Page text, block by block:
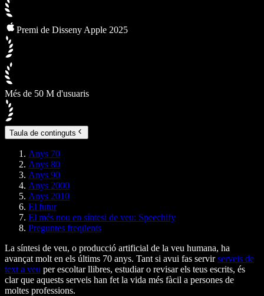
Premi de Disseny Apple 2025
Més de 50 M d'usuaris
Taula de continguts
Anys 70
Anys 80
Anys 90
Anys 2000
Anys 2010
El futur
El més nou en síntesi de veu: Speechify
Preguntes freqüents
La síntesi de veu, o producció artificial de la veu humana, ha
avançat molt en els últims 70 anys. Tant si avui fas servirserveis de
text a veu per escoltar llibres, estudiar o revisar els teus escrits, és
clar que aquests serveis han fet la vida més fàcil a persones de
moltes professions.